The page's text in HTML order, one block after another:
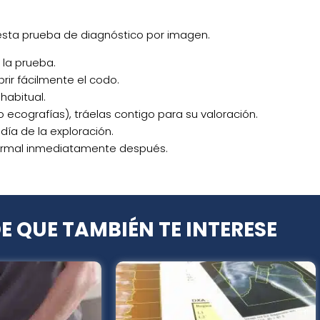
prueba de diagnóstico por imagen.
prueba.
fácilmente el codo.
ecografías), tráelas contigo para su valoración.
de la exploración.
inmediatamente después.
QUE TAMBIÉN TE INTERESE
Este
producto
Este
producto
tiene